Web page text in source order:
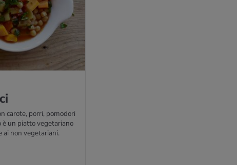
carote, porri, pomodori
è un piatto vegetariano
ai non vegetariani.